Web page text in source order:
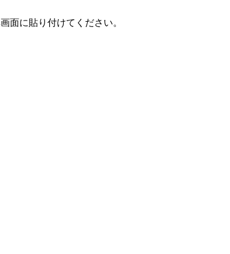
面に貼り付けてください。